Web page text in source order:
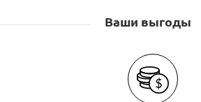
Ваши выгоды